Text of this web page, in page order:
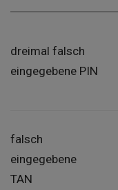
dreimal falsch
eingegebene PIN
falsch
eingegebene
TAN